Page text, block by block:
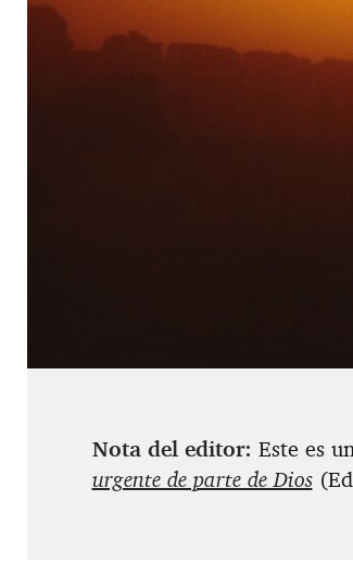
Nota del editor: Este es
urgente de parte de Dios